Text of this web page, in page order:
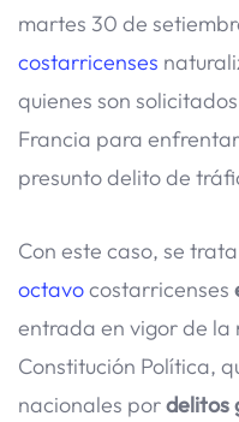
martes 30 de
costarricenses
quienes son
Francia para
presunto delito de
Con este caso, se
octavocostarricenses
entrada en vigor de la
Constitución Política,
nacionales pordelitos